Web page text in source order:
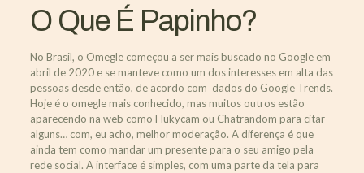
O Que É Papinho?
No Brasil, o Omegle começou a ser mais buscado no Google em
abril de 2020 e se manteve como um dos interesses em alta das
pessoas desde então, de acordo com dados do Google Trends.
Hoje é o omegle mais conhecido, mas muitos outros estão
aparecendo na web como Flukycam ou Chatrandom para citar
alguns… com, eu acho, melhor moderação. A diferença é que
ainda tem como mandar um presente para o seu amigo pela
rede social. A interface é simples, com uma parte da tela para